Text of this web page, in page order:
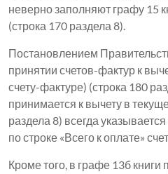
неверно заполняют графу 15
(строка 170 раздела 8).
Постановлением
принятии счетов-фактур к
счету-фактуре) (строка 180
принимается к вычету в
раздела 8) всегда
по строке «Всего к оплате»
Кроме того, в графе 13б